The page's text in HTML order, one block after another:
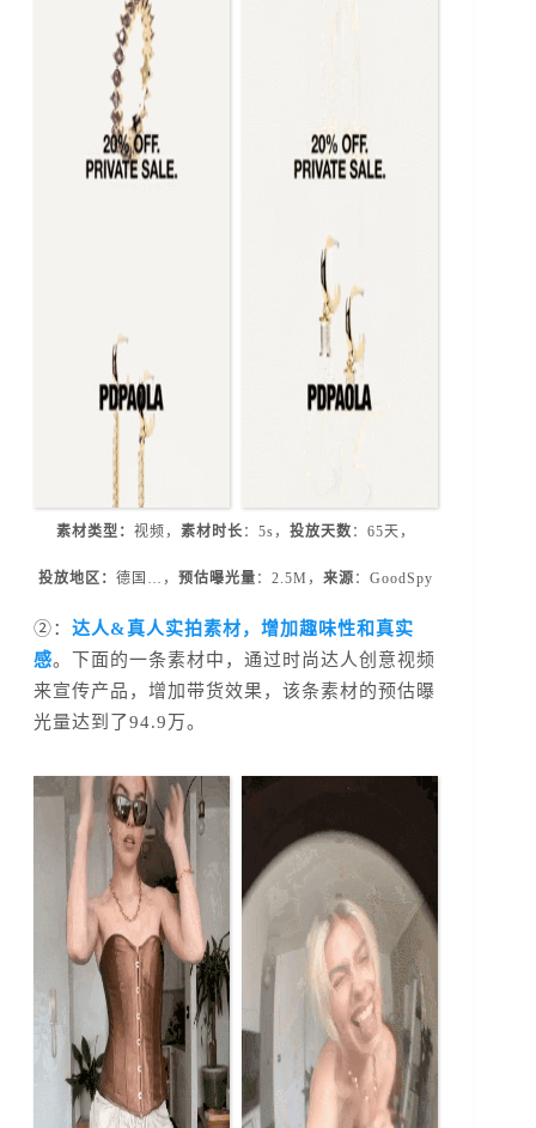
素材类型：视频，素材时长 ：5s，投放天数 ：65天，
投放地区：德国…，预估曝光量 ：2.5M，来源 ：GoodSpy
②： 达人&真人实拍素材，增加趣味性和真实
感。下面的一条素材中，通过时尚达人创意视频
来宣传产品，增加带货效果，该条素材的预估曝
光量达到了94.9万。